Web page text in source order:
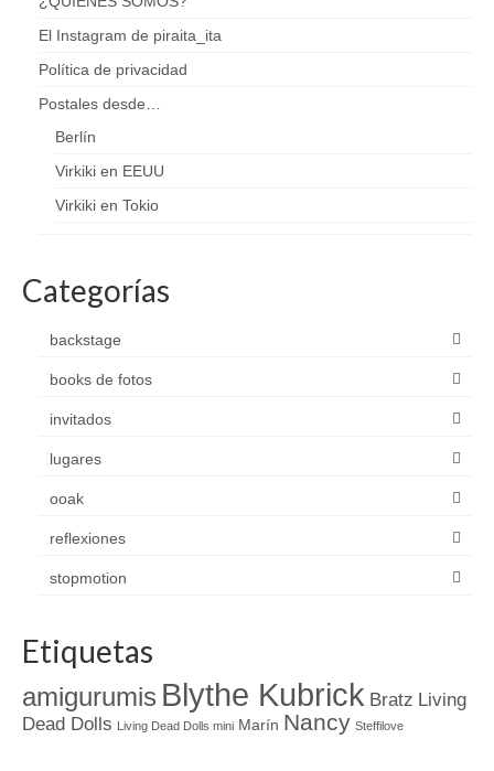
El Instagram de piraita_ita
Política de privacidad
Postales desde…
Berlín
Virkiki en EEUU
Virkiki en Tokio
Categorías
backstage
books de fotos
invitados
lugares
ooak
reflexiones
stopmotion
Etiquetas
amigurumis Blythe Kubrick Bratz Living
Dead Dolls Living Dead Dolls mini Marín Nancy Steffilove